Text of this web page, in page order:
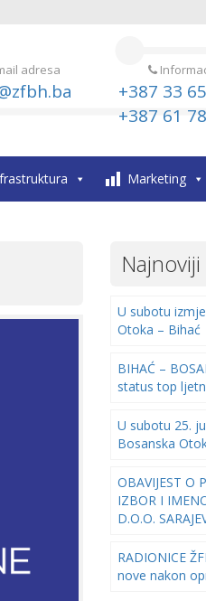
adresa
+387 33
+387 61
Marketing
U subotu
Otoka – Bihać
BIHAĆ –
status top
U subotu 25.
Bosanska
OBAVIJEST O
IZBOR I
D.O.O.
RADIONICE
nove nakon